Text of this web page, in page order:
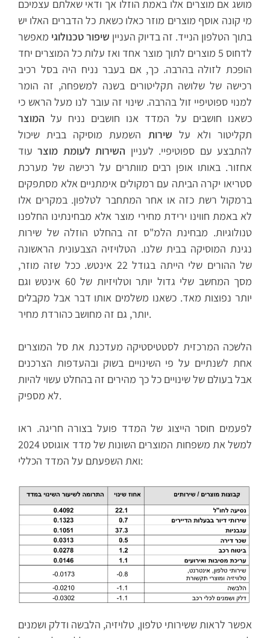
מושג אם מוצרים אלו באמת הוזלו אך ודאי שאלתם עצמיכם
מי קונה אוסף מוצרים מוזר כאלו כשאת כל הדברים האלו יש
בתוך הטלפון הנייד. זה בדיוק העניין שיפור טכנולוגי מאפשר
לדחוס 5 מוצרים לתוך מוצר אחד ואז עלות כל המוצרים יחד
הופכת לזולה בהרבה. כך, אם בעבר נניח היה בסל רכיב
רכישה של שלושה תקליטורים בשנה למשפחה, זה הומר
למנוי ספוטיפיי זול בהרבה. שינוי זה עובר לנו מעל הראש כי
כשאנו חושבים על המדד אנו חושבים נניח על המוצר
תקליטור ולא על שירות השמעת מוסיקה בבית שיכול
להתבצע עם ספוטיפיי. לעניין השירות לעומת מוצרעוד
אחזור. באותו אופן רבים מוותרים על רכישה של מערכת
סטריאו יקרה הביתה עם רמקולים אימתניים אלא מסתפקים
ברמקול רשת כזה או אחר המתחבר לטלפון. במקרים אלו
לא באמת חווינו ירידת מחירי מוצר אלא מבחינתינו החלפנו
טנולוגיות. מבחינת הלמ"ס זה בהחלט הוזלה של שירות
נגינת המוסיקה בבית שלנו. הטלויזיה הצבעונית הראשונה
של ההורים שלי הייתה בגודל 22 אינטש. ככל שזה מוזר,
מסך המחשב שלי גדול יותר וטלויזיות של 60 אינטש וגם
יותר נפוצות מאד. כשאנו משלמים אותו דבר אבל מקבלים
יותר, גם זה מחושב כהורדת מחיר.
הלשכה המרכזית לסטטיסטיקה מעדכנת את סל המוצרים
אחת לשנתיים על פי השינויים בשוק ובהעדפות הצרכנים
אבל בעולם של שינויים כל כך מהירים זה בהחלט עשוי להיות
לא מספיק.
לפעמים חוסר הייצוג של המדד פועל בצורה חריגה. ראו
למשל את משפחות המוצרים השונות של מדד אוגוסט 2024
ואת השפעתם על המדד הכללי:
אפשר לראות ששירותי טלפון, טלויזיה, הלבשה ודלק ושמנים